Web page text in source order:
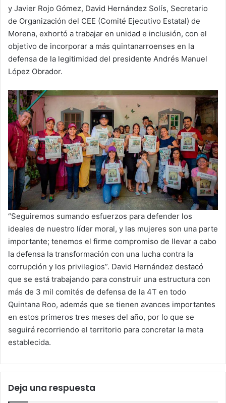
y Javier Rojo Gómez, David Hernández Solís, Secretario
de Organización del CEE (Comité Ejecutivo Estatal) de
Morena, exhortó a trabajar en unidad e inclusión, con el
objetivo de incorporar a más quintanarroenses en la
defensa de la legitimidad del presidente Andrés Manuel
López Obrador.
“Seguiremos sumando esfuerzos para defender los
ideales de nuestro líder moral, y las mujeres son una parte
importante; tenemos el firme compromiso de llevar a cabo
la defensa la transformación con una lucha contra la
corrupción y los privilegios”. David Hernández destacó
que se está trabajando para construir una estructura con
más de 3 mil comités de defensa de la 4T en todo
Quintana Roo, además que se tienen avances importantes
en estos primeros tres meses del año, por lo que se
seguirá recorriendo el territorio para concretar la meta
establecida.
Deja una respuesta